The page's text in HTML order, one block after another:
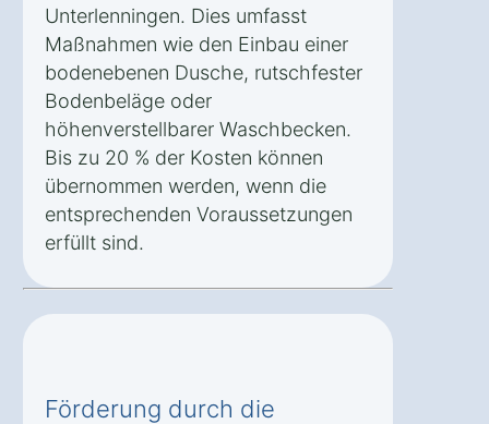
Unterlenningen. Dies umfasst
Maßnahmen wie den Einbau einer
bodenebenen Dusche, rutschfester
Bodenbeläge oder
höhenverstellbarer Waschbecken.
Bis zu 20 % der Kosten können
übernommen werden, wenn die
entsprechenden Voraussetzungen
erfüllt sind.
Förderung durch die